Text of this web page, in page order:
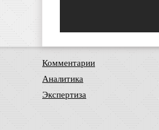
Комментарии
Аналитика
Экспертиза